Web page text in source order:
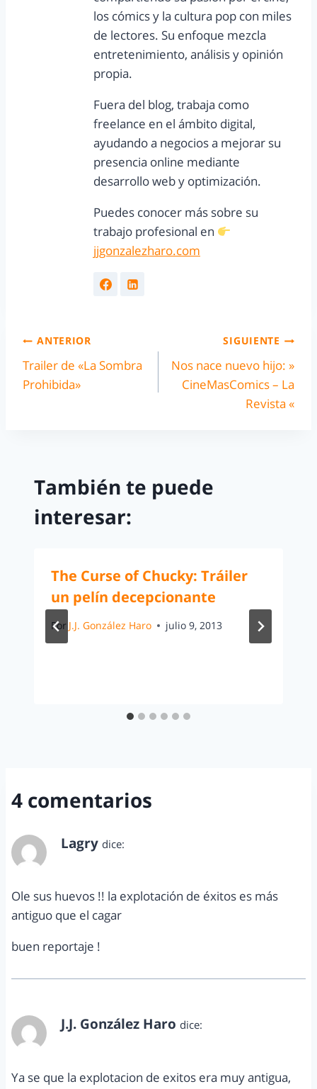
los cómics y la cultura pop con miles
de lectores. Su enfoque mezcla
entretenimiento, análisis y opinión
propia.
Fuera del blog, trabaja como
freelance en el ámbito digital,
ayudando a negocios a mejorar su
presencia online mediante
desarrollo web y optimización.
Puedes conocer más sobre su
trabajo profesional en
jjgonzalezharo.com
ANTERIOR
Trailer de «La Sombra
Prohibida»
SIGUIENTE
Nos nace nuevo hijo: »
CineMasComics – La
Revista «
También te puede
interesar:
The Curse of Chucky: Tráiler
un pelín decepcionante
Por J.J. González Haro julio 9, 2013
4 comentarios
Lagry dice:
Ole sus huevos !! la explotación de éxitos es más
antiguo que el cagar
buen reportaje !
J.J. González Haro dice:
Ya se que la explotacion de exitos era muy antigua,